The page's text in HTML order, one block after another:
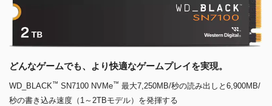
どんなゲームでも、より快適なゲームプレイを実現。
WD_BLACK™ SN7100 NVMe™ 最大7,250MB/秒の読み出しと6,900MB/
秒の書き込み速度（1～2TBモデル）を発揮する